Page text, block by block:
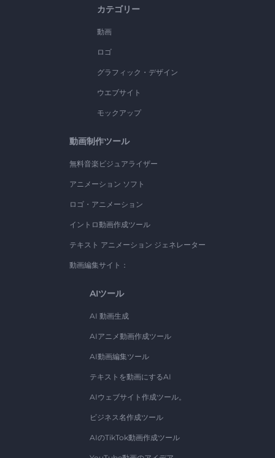
カテゴリー
動画
ロゴ
グラフィック・デザイン
ウエブサイト
モックアップ
動画制作ツール
無料音楽ビジュアライザー
アニメーション ソフト
ロゴ・アニメーション
イントロ動画作成ツール
テキスト アニメーション ジェネレーター
動画編集サイト：
AIツール
AI 動画生成
AIアニメ動画作成ツール
AI動画編集ツール
テキストを動画にするAI
AIウェブサイト作成ツール。
ビジネス名作成ツール
AIのTikTok動画作成ツール